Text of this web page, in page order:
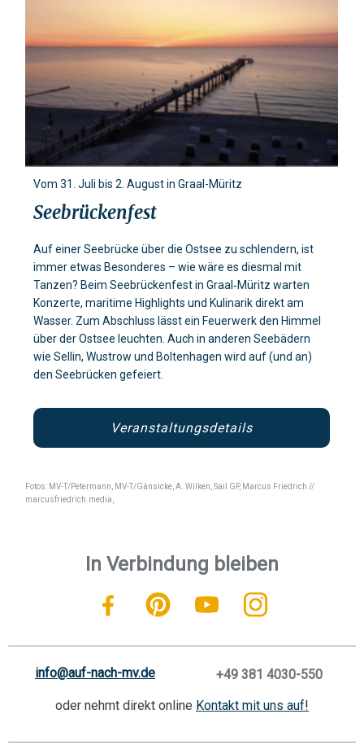
Vom 31. Juli bis 2. August in Graal-Müritz
Seebrückenfest
Auf einer Seebrücke über die Ostsee zu schlendern, ist
immer etwas Besonderes – wie wäre es diesmal mit
Tanzen? Beim Seebrückenfest in Graal‑Müritz warten
Konzerte, maritime Highlights und Kulinarik direkt am
Wasser. Zum Abschluss lässt ein Feuerwerk den Himmel
über der Ostsee leuchten. Auch in anderen Seebädern
wie Sellin, Wustrow und Boltenhagen wird auf (und an)
den Seebrücken gefeiert.
Veranstaltungsdetails
Fotos: MV-T/Petermann, MV-T/Gänsicke, A. Wilken, Sail GP, Marcus Friedrich //
marcusfriedrich.media,
In Verbindung bleiben
info@auf-nach-mv.de
+49 381 4030-550
oder nehmt direkt online Kontakt mit uns auf!